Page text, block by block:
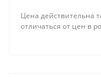
Цена действительна
отличаться от цен в